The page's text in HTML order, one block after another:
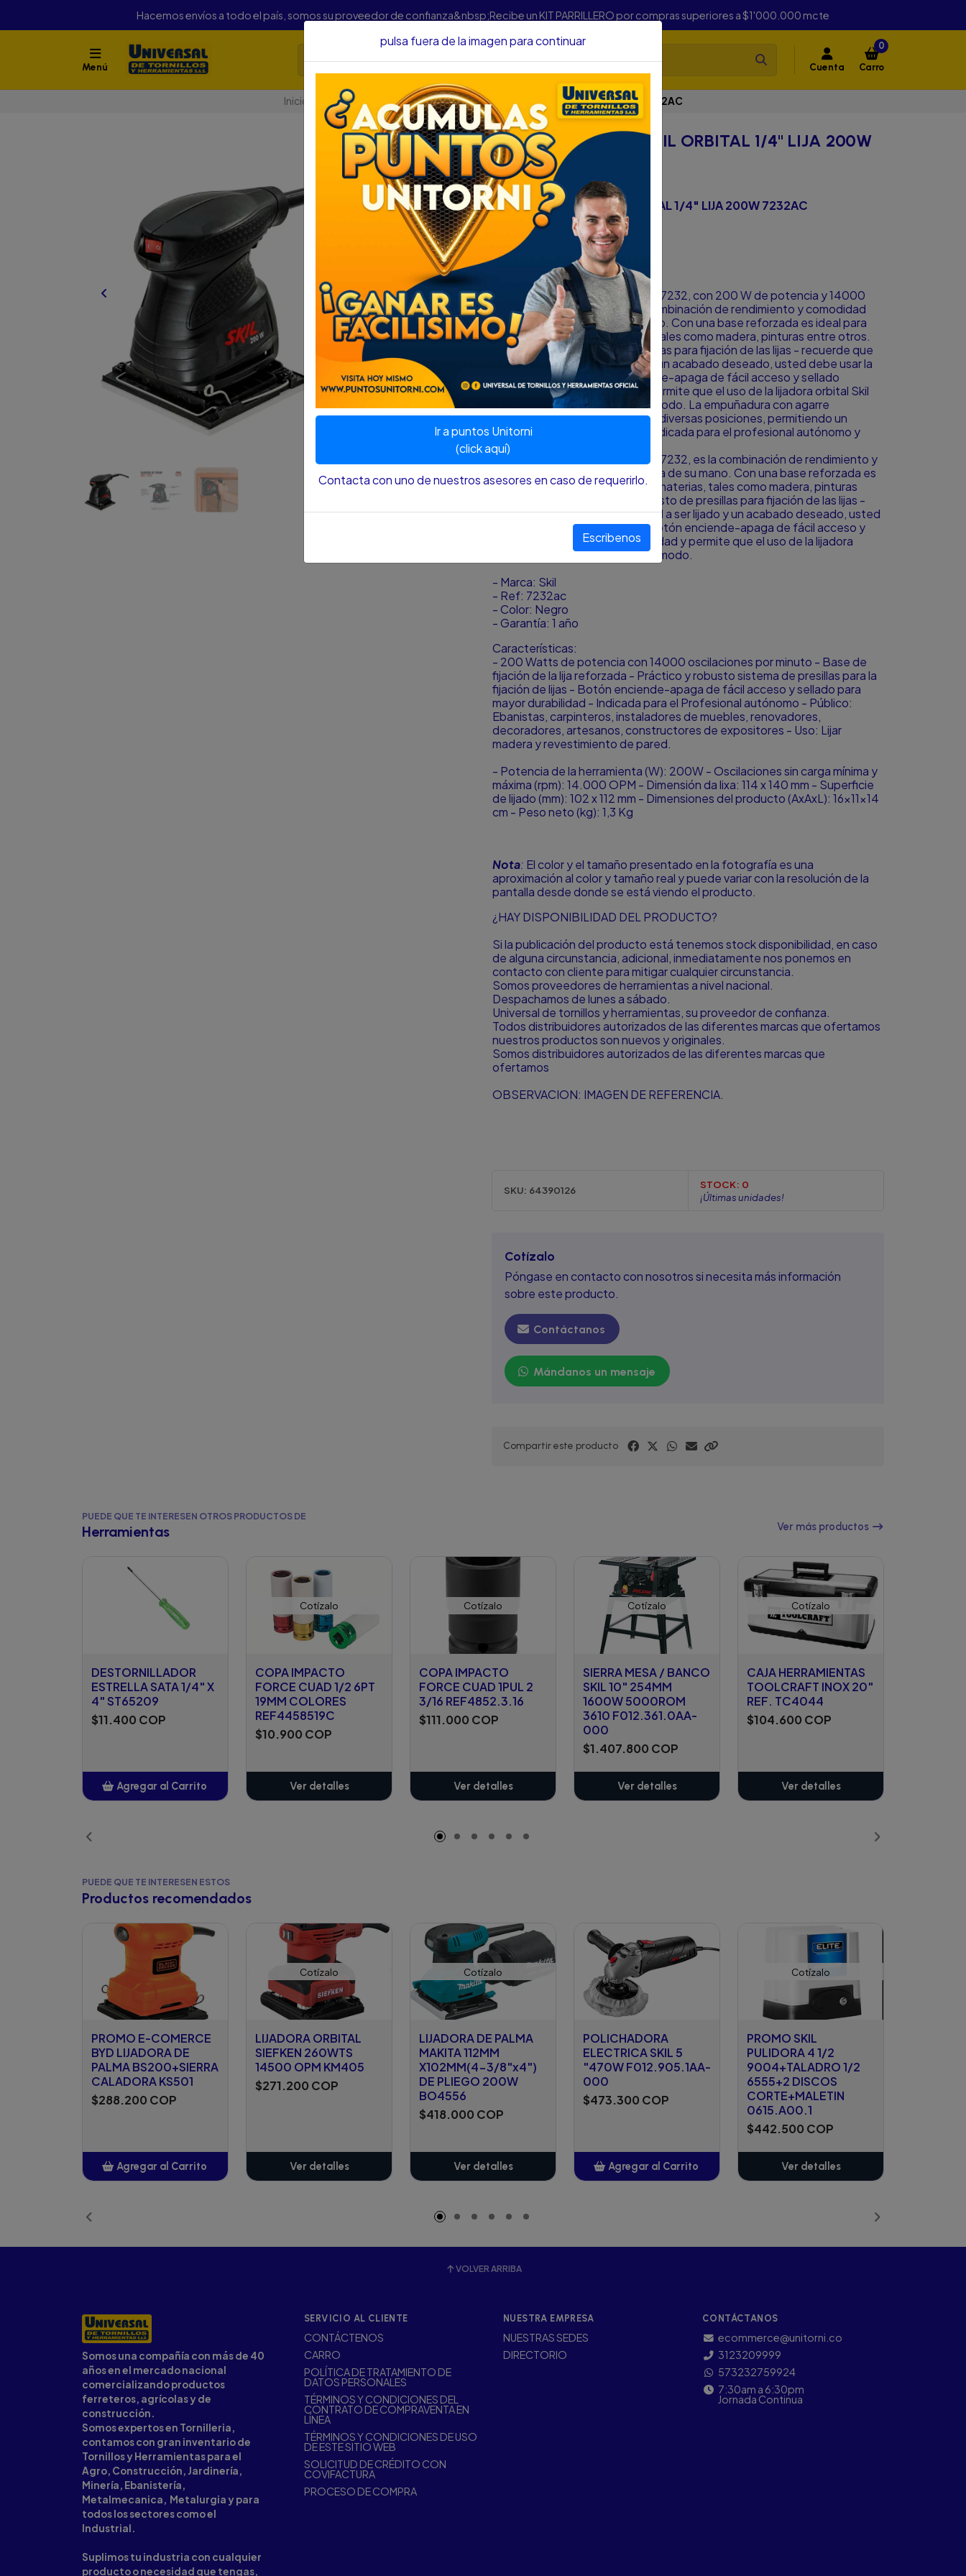
Hacemos envíos a todo el país, somos su proveedor de confianza&nbsp;Recibe un KIT PARRILLERO por compras superiores a $1'000.000 mcte
Menú Cuenta
0
Carro
Inicio Herramientas PROMO LIJADORA SKIL ORBITAL 1/4" LIJA 200W 7232AC
PROMO LIJADORA SKIL ORBITAL 1/4" LIJA 200W
7232AC
DESCRIPCIÓN
PROMO LIJADORA SKIL ORBITAL 1/4" LIJA 200W 7232AC
SKU.....64390126
DESCRIPCIÓN....
La Lijadora Orbital de Palma Skil 7232, con 200 W de potencia y 14000
oscilaciones por minuto es la combinación de rendimiento y comodidad
que cabe en la palma de su mano. Con una base reforzada es ideal para
lijar diversos tipos de materias, tales como madera, pinturas entre otros.
Tiene sistema robusto de presillas para fijación de las lijas - recuerde que
para cada material a ser lijado y un acabado deseado, usted debe usar la
lija adecuada - el botón enciende-apaga de fácil acceso y sellado
garantiza mayor durabilidad y permite que el uso de la lijadora orbital Skil
7232 sea mucho más fácil y cómodo. La empuñadura con agarre
ergonómica posibilita su uso en diversas posiciones, permitiendo un
trabajo menos exhaustivo. Es indicada para el profesional autónomo y
cuenta con 2 años de garantía.
La Lijadora Orbital de Palma Skil 7232, es la combinación de rendimiento y
comodidad que cabe en la palma de su mano. Con una base reforzada es
ideal para lijar diversos tipos de materias, tales como madera, pinturas
entre otros. Tiene sistema robusto de presillas para fijación de las lijas -
recuerde que para cada material a ser lijado y un acabado deseado, usted
debe usar la lija adecuada - el botón enciende-apaga de fácil acceso y
sellado garantiza mayor durabilidad y permite que el uso de la lijadora
orbital sea mucho más fácil y cómodo.
- Marca: Skil
- Ref: 7232ac
- Color: Negro
- Garantía: 1 año
Características:
- 200 Watts de potencia con 14000 oscilaciones por minuto - Base de
fijación de la lija reforzada - Práctico y robusto sistema de presillas para la
fijación de lijas - Botón enciende-apaga de fácil acceso y sellado para
mayor durabilidad - Indicada para el Profesional autónomo - Público:
Ebanistas, carpinteros, instaladores de muebles, renovadores,
decoradores, artesanos, constructores de expositores - Uso: Lijar
madera y revestimiento de pared.
- Potencia de la herramienta (W): 200W - Oscilaciones sin carga mínima y
máxima (rpm): 14.000 OPM - Dimensión da lixa: 114 x 140 mm - Superficie
de lijado (mm): 102 x 112 mm - Dimensiones del producto (AxAxL): 16x11x14
cm - Peso neto (kg): 1,3 Kg
Nota: El color y el tamaño presentado en la fotografía es una
aproximación al color y tamaño real y puede variar con la resolución de la
pantalla desde donde se está viendo el producto.
¿HAY DISPONIBILIDAD DEL PRODUCTO?
Si la publicación del producto está tenemos stock disponibilidad, en caso
de alguna circunstancia, adicional, inmediatamente nos ponemos en
contacto con cliente para mitigar cualquier circunstancia.
Somos proveedores de herramientas a nivel nacional.
Despachamos de lunes a sábado.
Universal de tornillos y herramientas, su proveedor de confianza.
Todos distribuidores autorizados de las diferentes marcas que ofertamos
nuestros productos son nuevos y originales.
Somos distribuidores autorizados de las diferentes marcas que
ofertamos
OBSERVACION: IMAGEN DE REFERENCIA.
SKU: 64390126 STOCK: 0
¡Últimas unidades!
Cotízalo
Póngase en contacto con nosotros si necesita más información
sobre este producto.
Contáctanos
Mándanos un mensaje
Compartir este producto
PUEDE QUE TE INTERESEN OTROS PRODUCTOS DE
Herramientas Ver más productos
DESTORNILLADOR
ESTRELLA SATA 1/4" X
4" ST65209
$11.400 COP
Agregar al Carrito
Cotízalo
COPA IMPACTO
FORCE CUAD 1/2 6PT
19MM COLORES
REF4458519C
$10.900 COP
Ver detalles
Cotízalo
COPA IMPACTO
FORCE CUAD 1PUL 2
3/16 REF4852.3.16
$111.000 COP
Ver detalles
Cotízalo
SIERRA MESA / BANCO
SKIL 10" 254MM
1600W 5000ROM
3610 F012.361.0AA-
000
$1.407.800 COP
Ver detalles
Cotízalo
CAJA HERRAMIENTAS
TOOLCRAFT INOX 20"
REF. TC4044
$104.600 COP
Ver detalles
PUEDE QUE TE INTERESEN ESTOS
Productos recomendados
PROMO E-COMERCE
BYD LIJADORA DE
PALMA BS200+SIERRA
CALADORA KS501
$288.200 COP
Agregar al Carrito
Cotízalo
LIJADORA ORBITAL
SIEFKEN 260WTS
14500 OPM KM405
$271.200 COP
Ver detalles
Cotízalo
LIJADORA DE PALMA
MAKITA 112MM
X102MM(4-3/8"x4")
DE PLIEGO 200W
BO4556
$418.000 COP
Ver detalles
POLICHADORA
ELECTRICA SKIL 5
"470W F012.905.1AA-
000
$473.300 COP
Agregar al Carrito
Cotízalo
PROMO SKIL
PULIDORA 4 1/2
9004+TALADRO 1/2
6555+2 DISCOS
CORTE+MALETIN
0615.A00.1
$442.500 COP
Ver detalles
VOLVER ARRIBA
Somos una compañía con más de 40
años en el mercado nacional
comercializando productos
ferreteros, agrícolas y de
construcción.
Somos expertos en Tornilleria,
contamos con gran inventario de
Tornillos y Herramientas para el
Agro, Construcción, Jardinería,
Minería, Ebanistería,
Metalmecanica, Metalurgia y para
todos los sectores como el
Industrial.
Suplimos tu industria con cualquier
producto o necesidad que tengas,
SERVICIO AL CLIENTE
CONTÁCTENOS
CARRO
POLÍTICA DE TRATAMIENTO DE
DATOS PERSONALES
TÉRMINOS Y CONDICIONES DEL
CONTRATO DE COMPRAVENTA EN
LÍNEA
TÉRMINOS Y CONDICIONES DE USO
DE ESTE SITIO WEB
SOLICITUD DE CRÉDITO CON
COVIFACTURA
PROCESO DE COMPRA
NUESTRA EMPRESA
NUESTRAS SEDES
DIRECTORIO
CONTÁCTANOS
ecommerce@unitorni.co
3123209999
573232759924
7:30am a 6:30pm
Jornada Continua
pulsa fuera de la imagen para continuar
Ir a puntos Unitorni
(click aquí)
Contacta con uno de nuestros asesores en caso de requerirlo.
Escribenos